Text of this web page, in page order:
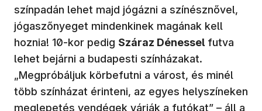
színpadán lehet majd jógázni a színésznővel,
jógaszőnyeget mindenkinek magának kell
hoznia! 10-kor pedig Száraz Dénessel futva
lehet bejárni a budapesti színházakat.
„Megpróbáljuk körbefutni a várost, és minél
több színházat érinteni, az egyes helyszíneken
meglepetés vendégek várják a futókat” – áll (új
a